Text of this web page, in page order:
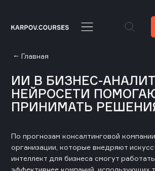
Главная
ИИ В БИЗНЕС-
НЕЙРОСЕТИ
ПРИНИМАТЬ
По прогнозам консалтинговой
организации, которые внедряют
интеллект для бизнеса смогут работать
эффективнее компаний, использующих